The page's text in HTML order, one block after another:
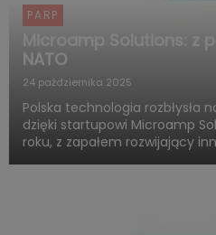
PARP
Microamp Solutions: z
NATO
24 października 2025
Polska technologia rozbłysła
dzięki startupowi Microamp
roku, z zapałem rozwijający